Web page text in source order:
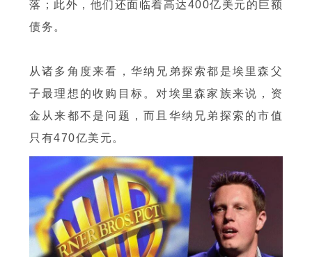
落；此外，他们还面临着高达400亿美元的巨额
债务。
从诸多角度来看，华纳兄弟探索都是埃里森父
子最理想的收购目标。对埃里森家族来说，资
金从来都不是问题，而且华纳兄弟探索的市值
只有470亿美元。